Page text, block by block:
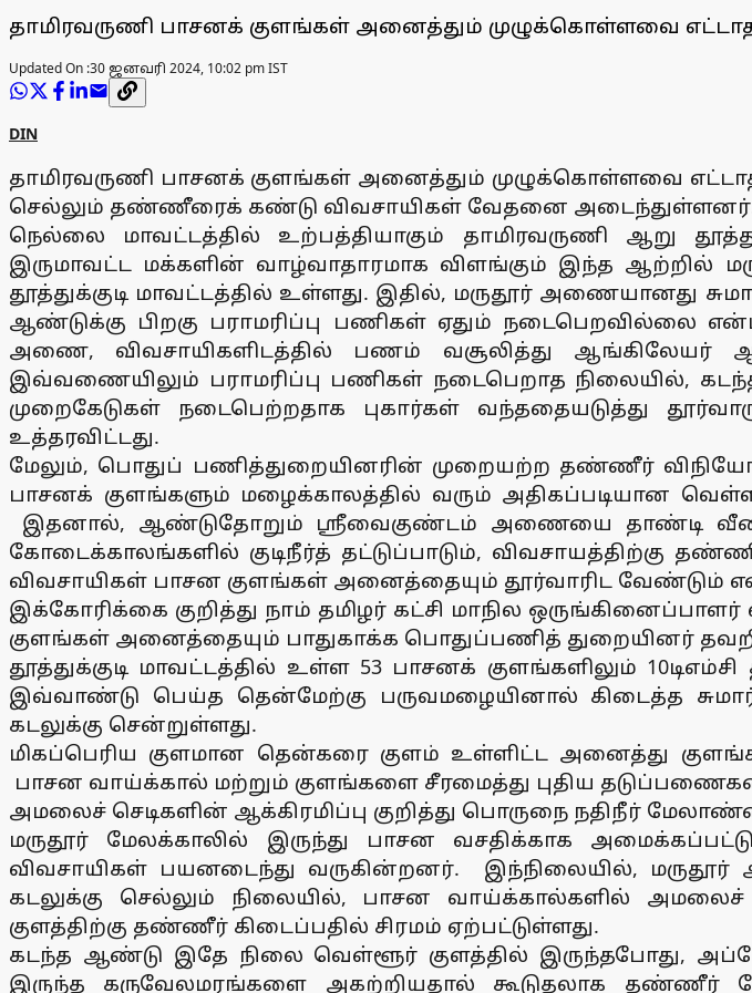
தாமிரவருணி பாசனக் குளங்கள் அனைத்தும் முழுக்கொள்ளவை
Updated On :30 ஜனவரி 2024, 10:02 pm IST
DIN
தாமிரவருணி பாசனக் குளங்கள் அனைத்தும் முழுக்கொள்ளவை
செல்லும் தண்ணீரைக் கண்டு விவசாயிகள் வேதனை
நெல்லை மாவட்டத்தில் உற்பத்தியாகும் தாமிரவருணி ஆறு
இருமாவட்ட மக்களின் வாழ்வாதாரமாக விளங்கும் இந்த
தூத்துக்குடி மாவட்டத்தில் உள்ளது. இதில், மருதூர் அணையானது
ஆண்டுக்கு பிறகு பராமரிப்பு பணிகள் ஏதும் நடைபெறவில்லை
அணை, விவசாயிகளிடத்தில் பணம் வசூலித்து ஆங்கிலேயர்
இவ்வணையிலும் பராமரிப்பு பணிகள் நடைபெறாத நிலையில்,
முறைகேடுகள் நடைபெற்றதாக புகார்கள் வந்ததையடுத்து
உத்தரவிட்டது.
மேலும், பொதுப் பணித்துறையினரின் முறையற்ற தண்ணீர்
பாசனக் குளங்களும் மழைக்காலத்தில் வரும் அதிகப்படியான
இதனால், ஆண்டுதோறும் ஸ்ரீவைகுண்டம் அணையை தாண்டி வீணாக
கோடைக்காலங்களில் குடிநீர்த் தட்டுப்பாடும், விவசாயத்திற்கு
விவசாயிகள் பாசன குளங்கள் அனைத்தையும் தூர்வாரிட வேண்டும்
இக்கோரிக்கை குறித்து நாம் தமிழர் கட்சி மாநில
குளங்கள் அனைத்தையும் பாதுகாக்க பொதுப்பணித் துறையினர்
தூத்துக்குடி மாவட்டத்தில் உள்ள 53 பாசனக் குளங்களிலும்
இவ்வாண்டு பெய்த தென்மேற்கு பருவமழையினால் கிடைத்த
கடலுக்கு சென்றுள்ளது.
மிகப்பெரிய குளமான தென்கரை குளம் உள்ளிட்ட அனைத்து
பாசன வாய்க்கால் மற்றும் குளங்களை சீரமைத்து புதிய
அமலைச் செடிகளின் ஆக்கிரமிப்பு குறித்து பொருநை நதிநீர்
மருதூர் மேலக்காலில் இருந்து பாசன வசதிக்காக
விவசாயிகள் பயனடைந்து வருகின்றனர். இந்நிலையில்,
கடலுக்கு செல்லும் நிலையில், பாசன வாய்க்கால்களில்
குளத்திற்கு தண்ணீர் கிடைப்பதில் சிரமம் ஏற்பட்டுள்ளது.
கடந்த ஆண்டு இதே நிலை வெள்ளூர் குளத்தில் இருந்தபோது,
இருந்த கருவேலமரங்களை அகற்றியதால் கூடுதலாக தண்ணீர்